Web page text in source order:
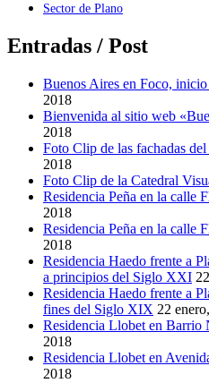
Sector de Plano
Entradas / Post
Buenos Aires en Foco, inicio
2018
Bienvenida al sitio web
2018
Foto Clip de las fachadas
2018
Foto Clip de la Catedral
Residencia Peña en la calle
2018
Residencia Peña en la calle
2018
Residencia Haedo frente a
a principios del Siglo XXI
Residencia Haedo frente a
fines del Siglo XIX 22
Residencia Llobet en Barrio
2018
Residencia Llobet en
2018